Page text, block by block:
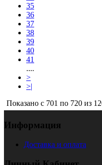
35
36
37
38
39
40
41
....
>
>|
Показано с 701 по 720 из
Информация
Доставка и оплата